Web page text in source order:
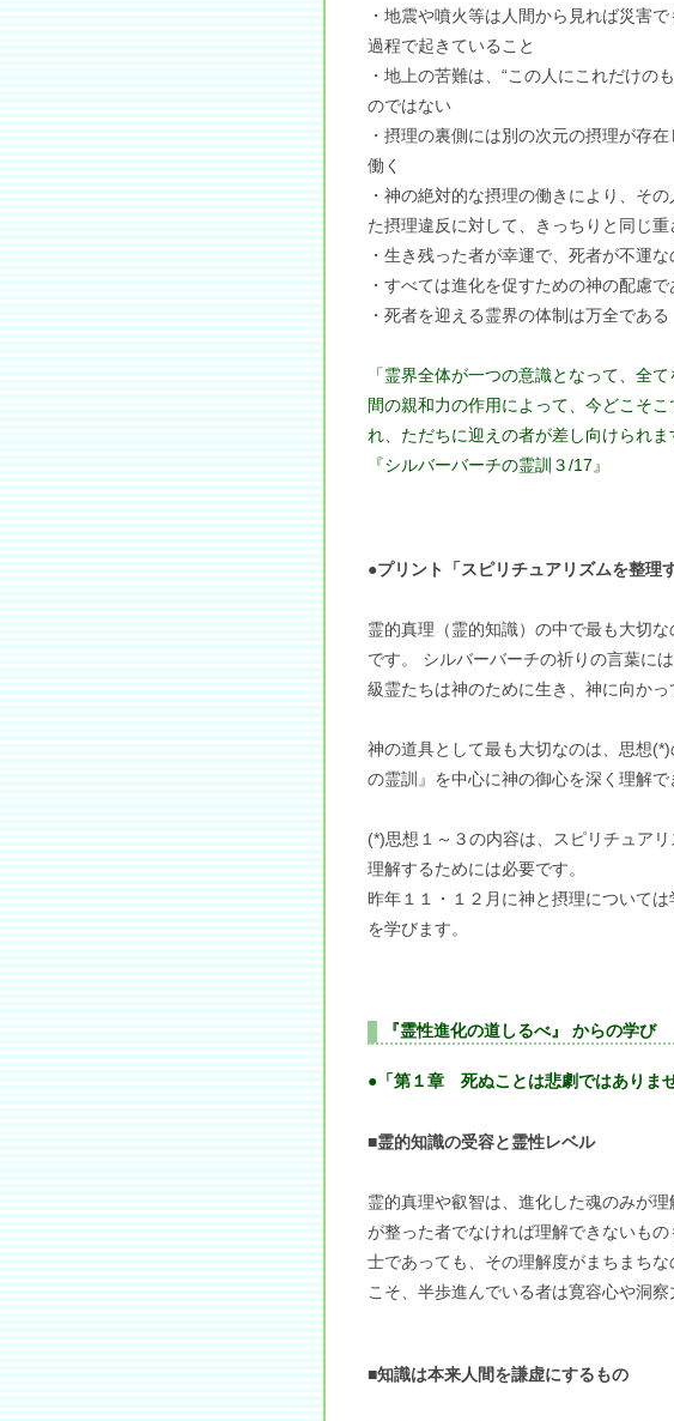
・地震や噴火等は人間から見れば災害
過程で起きていること
・地上の苦難は、“この人にこれだけの
のではない
・摂理の裏側には別の次元の摂理が存
働く
・神の絶対的な摂理の働きにより、そ
た摂理違反に対して、きっちりと同じ重
・生き残った者が幸運で、死者が不運
・すべては進化を促すための神の配慮
・死者を迎える霊界の体制は万全である
「霊界全体が一つの意識となって、全
間の親和力の作用によって、今どこそ
れ、ただちに迎えの者が差し向けられま
『シルバーバーチの霊訓３/17』
●プリント「スピリチュアリズムを整理
霊的真理（霊的知識）の中で最も大切
です。 シルバーバーチの祈りの言葉に
級霊たちは神のために生き、神に向かっ
神の道具として最も大切なのは、思想
の霊訓』を中心に神の御心を深く理解で
(*)思想１～３の内容は、スピリチュア
理解するためには必要です。
昨年１１・１２月に神と摂理について
を学びます。
『霊性進化の道しるべ』 からの学び
●「第１章 死ぬことは悲劇ではありませ
■霊的知識の受容と霊性レベル
霊的真理や叡智は、進化した魂のみが
が整った者でなければ理解できないも
士であっても、その理解度がまちまち
こそ、半歩進んでいる者は寛容心や洞
■知識は本来人間を謙虚にするもの